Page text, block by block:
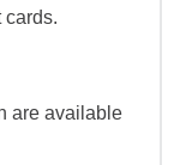
cards.
are available